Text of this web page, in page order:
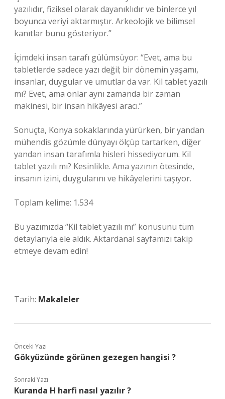
yazılıdır, fiziksel olarak dayanıklıdır ve binlerce yıl
boyunca veriyi aktarmıştır. Arkeolojik ve bilimsel
kanıtlar bunu gösteriyor.”
İçimdeki insan tarafı gülümsüyor: “Evet, ama bu
tabletlerde sadece yazı değil; bir dönemin yaşamı,
insanlar, duygular ve umutlar da var. Kil tablet yazılı
mı? Evet, ama onlar aynı zamanda bir zaman
makinesi, bir insan hikâyesi aracı.”
Sonuçta, Konya sokaklarında yürürken, bir yandan
mühendis gözümle dünyayı ölçüp tartarken, diğer
yandan insan tarafımla hisleri hissediyorum. Kil
tablet yazılı mı? Kesinlikle. Ama yazının ötesinde,
insanın izini, duygularını ve hikâyelerini taşıyor.
Toplam kelime: 1.534
Bu yazımızda “Kil tablet yazılı mı” konusunu tüm
detaylarıyla ele aldık. Aktardanal sayfamızı takip
etmeye devam edin!
Tarih: Makaleler
Önceki Yazı
Gökyüzünde görünen gezegen hangisi ?
Sonraki Yazı
Kuranda H harfi nasıl yazılır ?